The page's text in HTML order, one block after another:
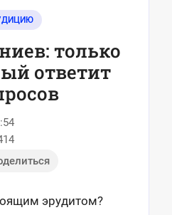
только
ответит
эрудитом?